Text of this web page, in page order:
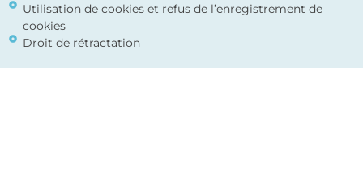
Utilisation de cookies et refus de l’enregistrement de
cookies
Droit de rétractation